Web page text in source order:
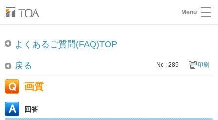
Menu
よくあるご質問(FAQ)TOP
戻る No : 285 印刷
画質
回答